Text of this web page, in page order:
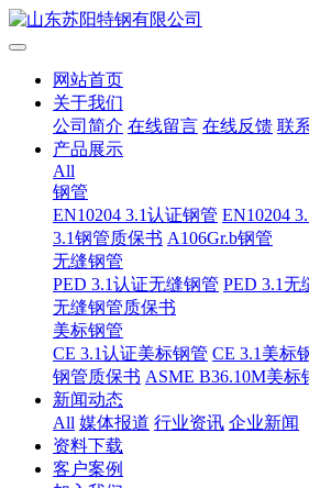
网站首页
关于我们
公司简介 在线留言 在线反馈 联
产品展示
All
钢管
EN10204 3.1认证钢管 EN10204
3.1钢管质保书 A106Gr.b钢管
无缝钢管
PED 3.1认证无缝钢管 PED 3.1无
无缝钢管质保书
美标钢管
CE 3.1认证美标钢管 CE 3.1美标
钢管质保书 ASME B36.10M美标
新闻动态
All 媒体报道 行业资讯 企业新闻
资料下载
客户案例